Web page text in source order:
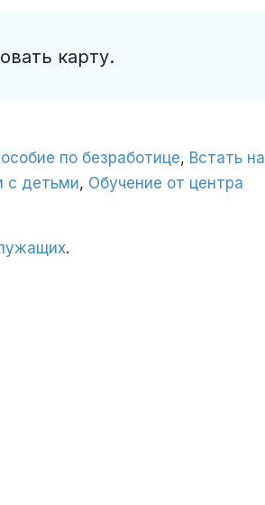
карту.
по безработице, Встать на
с детьми, Обучение от центра
.